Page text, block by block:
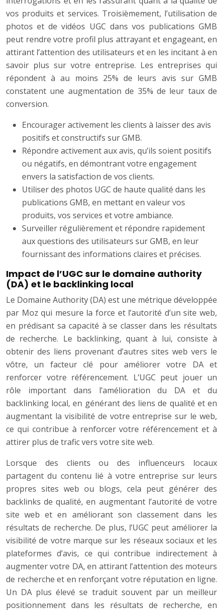
vos produits et services. Troisièmement, l’utilisation de
photos et de vidéos UGC dans vos publications GMB
peut rendre votre profil plus attrayant et engageant, en
attirant l’attention des utilisateurs et en les incitant à en
savoir plus sur votre entreprise. Les entreprises qui
répondent à au moins 25% de leurs avis sur GMB
constatent une augmentation de 35% de leur taux de
conversion.
Encourager activement les clients à laisser des avis
positifs et constructifs sur GMB.
Répondre activement aux avis, qu’ils soient positifs
ou négatifs, en démontrant votre engagement
envers la satisfaction de vos clients.
Utiliser des photos UGC de haute qualité dans les
publications GMB, en mettant en valeur vos
produits, vos services et votre ambiance.
Surveiller régulièrement et répondre rapidement
aux questions des utilisateurs sur GMB, en leur
fournissant des informations claires et précises.
Impact de l’UGC sur le domaine authority
(DA) et le backlinking local
Le Domaine Authority (DA) est une métrique développée
par Moz qui mesure la force et l’autorité d’un site web,
en prédisant sa capacité à se classer dans les résultats
de recherche. Le backlinking, quant à lui, consiste à
obtenir des liens provenant d’autres sites web vers le
vôtre, un facteur clé pour améliorer votre DA et
renforcer votre référencement. L’UGC peut jouer un
rôle important dans l’amélioration du DA et du
backlinking local, en générant des liens de qualité et en
augmentant la visibilité de votre entreprise sur le web,
ce qui contribue à renforcer votre référencement et à
attirer plus de trafic vers votre site web.
Lorsque des clients ou des influenceurs locaux
partagent du contenu lié à votre entreprise sur leurs
propres sites web ou blogs, cela peut générer des
backlinks de qualité, en augmentant l’autorité de votre
site web et en améliorant son classement dans les
résultats de recherche. De plus, l’UGC peut améliorer la
visibilité de votre marque sur les réseaux sociaux et les
plateformes d’avis, ce qui contribue indirectement à
augmenter votre DA, en attirant l’attention des moteurs
de recherche et en renforçant votre réputation en ligne.
Un DA plus élevé se traduit souvent par un meilleur
positionnement dans les résultats de recherche, en